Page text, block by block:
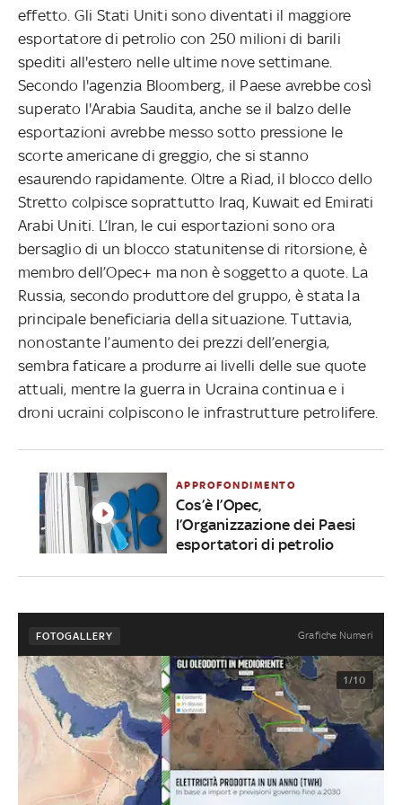
effetto. Gli Stati Uniti sono diventati il maggiore
esportatore di petrolio con 250 milioni di barili
spediti all'estero nelle ultime nove settimane.
Secondo l'agenzia Bloomberg, il Paese avrebbe così
superato l'Arabia Saudita, anche se il balzo delle
esportazioni avrebbe messo sotto pressione le
scorte americane di greggio, che si stanno
esaurendo rapidamente. Oltre a Riad, il blocco dello
Stretto colpisce soprattutto Iraq, Kuwait ed Emirati
Arabi Uniti. L’Iran, le cui esportazioni sono ora
bersaglio di un blocco statunitense di ritorsione, è
membro dell’Opec+ ma non è soggetto a quote. La
Russia, secondo produttore del gruppo, è stata la
principale beneficiaria della situazione. Tuttavia,
nonostante l’aumento dei prezzi dell’energia,
sembra faticare a produrre ai livelli delle sue quote
attuali, mentre la guerra in Ucraina continua e i
droni ucraini colpiscono le infrastrutture petrolifere.
APPROFONDIMENTO
Cos’è l’Opec,
l’Organizzazione dei Paesi
esportatori di petrolio
FOTOGALLERY Grafiche Numeri
1/10